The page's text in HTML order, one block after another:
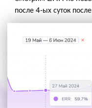
после 4-ых суток